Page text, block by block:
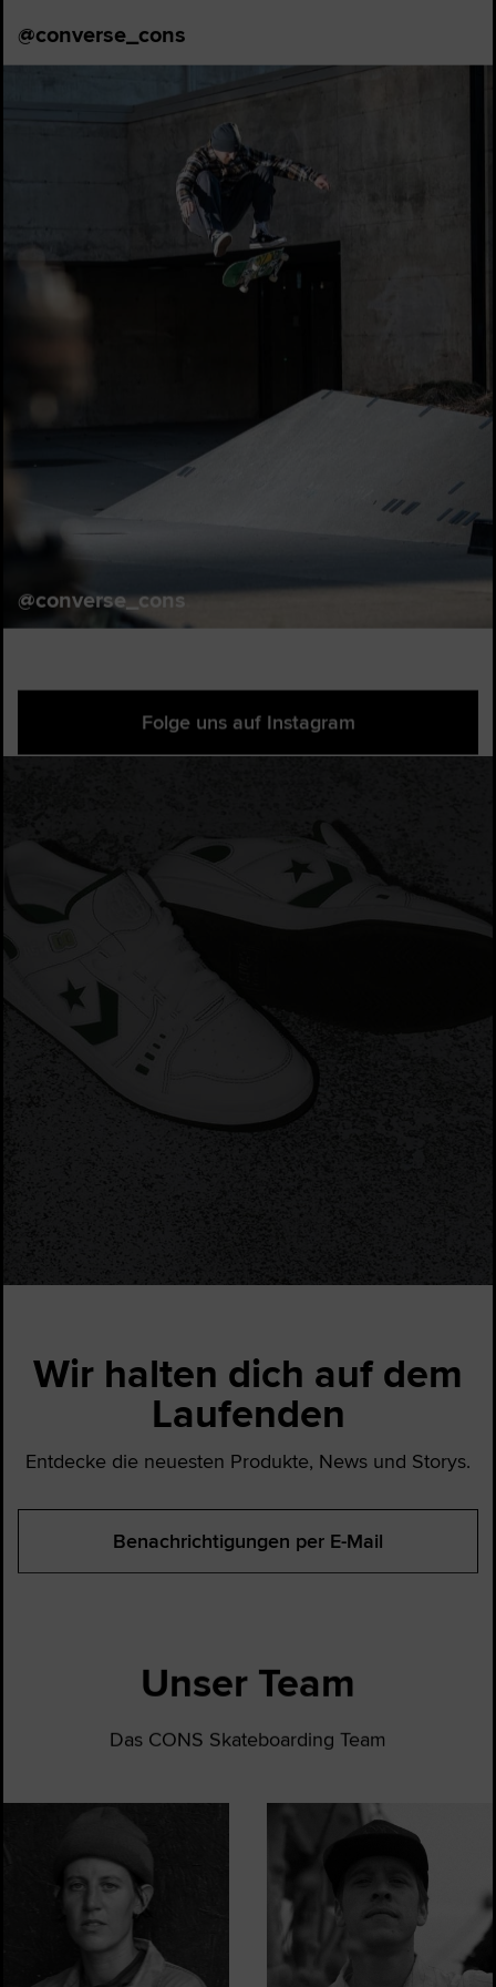
@converse_cons
@converse_cons
Folge uns auf Instagram
Wir halten dich auf dem
Laufenden
Entdecke die neuesten Produkte, News und Storys.
Benachrichtigungen per E-Mail
Unser Team
Das CONS Skateboarding Team